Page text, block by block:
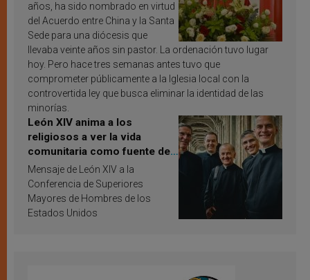
años, ha sido nombrado en virtud
del Acuerdo entre China y la Santa
Sede para una diócesis que
llevaba veinte años sin pastor. La ordenación tuvo lugar
hoy. Pero hace tres semanas antes tuvo que
comprometer públicamente a la Iglesia local con la
controvertida ley que busca eliminar la identidad de las
minorías.
León XIV anima a los
religiosos a ver la vida
comunitaria como fuente de
inspiración y santificación
Mensaje de León XIV a la
Conferencia de Superiores
Mayores de Hombres de los
Estados Unidos